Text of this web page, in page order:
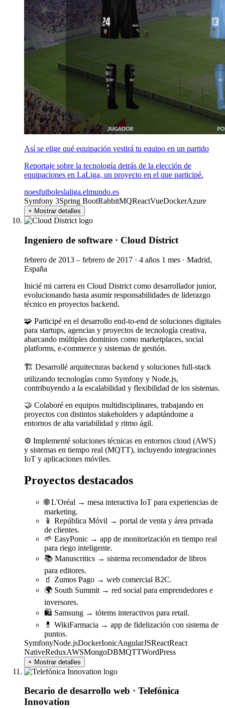
Así se elige qué equipación vestirá tu equipo en un partido
Reportaje sobre la tecnología detrás de la elección de
equipaciones en LaLiga, un proyecto en el que participé.
noesfutboleslaliga.elmundo.es
Symfony 3Spring BootRabbitMQReactVueDockerAzure
+ Mostrar detalles
Ingeniero de software · Cloud District
febrero de 2013 – febrero de 2017 · 4 años 1 mes · Madrid,
España
Inicié mi carrera en Cloud District como desarrollador junior,
evolucionando hasta asumir responsabilidades de liderazgo
técnico en proyectos backend.
🧩 Participé en el desarrollo end-to-end de soluciones digitales
para startups, agencias y proyectos de tecnología creativa,
abarcando múltiples dominios como marketplaces, social
platforms, e-commerce y sistemas de gestión.
🏗️ Desarrollé arquitecturas backend y soluciones full-stack
utilizando tecnologías como Symfony y Node.js,
contribuyendo a la escalabilidad y flexibilidad de los sistemas.
🤝 Colaboré en equipos multidisciplinares, trabajando en
proyectos con distintos stakeholders y adaptándome a
entornos de alta variabilidad y ritmo ágil.
⚙️ Implementé soluciones técnicas en entornos cloud (AWS)
y sistemas en tiempo real (MQTT), incluyendo integraciones
IoT y aplicaciones móviles.
Proyectos destacados
🌐 L'Oréal → mesa interactiva IoT para experiencias de
marketing.
📱 República Móvil → portal de venta y área privada
de clientes.
🌱 EasyPonic → app de monitorización en tiempo real
para riego inteligente.
📚 Manuscritics → sistema recomendador de libros
para editores.
🧃 Zumos Pago → web comercial B2C.
🌍 South Summit → red social para emprendedores e
inversores.
🛍️ Samsung → tótems interactivos para retail.
💊 WikiFarmacia → app de fidelización con sistema de
puntos.
SymfonyNode.jsDockerIonicAngularJSReactReact
NativeReduxAWSMongoDBMQTTWordPress
+ Mostrar detalles
Becario de desarrollo web · Telefónica
Innovation